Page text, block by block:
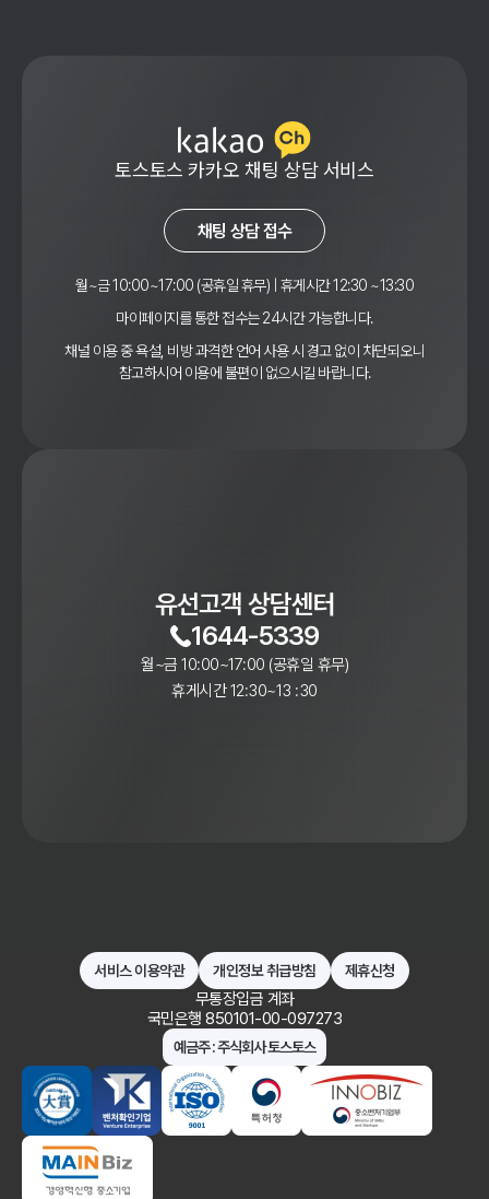
토스토스 카카오 채팅 상담 서비스
채팅 상담 접수
월~금 10:00~17:00 (공휴일 휴무) | 휴게시간 12:30 ~13:30
마이페이지를 통한 접수는 24시간 가능합니다.
채널 이용 중 욕설, 비방 과격한 언어 사용 시 경고 없이 차단되오니
참고하시어 이용에 불편이 없으시길 바랍니다.
유선고객 상담센터
1644-5339
월~금 10:00~17:00 (공휴일 휴무)
휴게시간 12:30~13 :30
서비스 이용약관 개인정보 취급방침 제휴신청
무통장입금 계좌
국민은행 850101-00-097273
예금주 : 주식회사 토스토스